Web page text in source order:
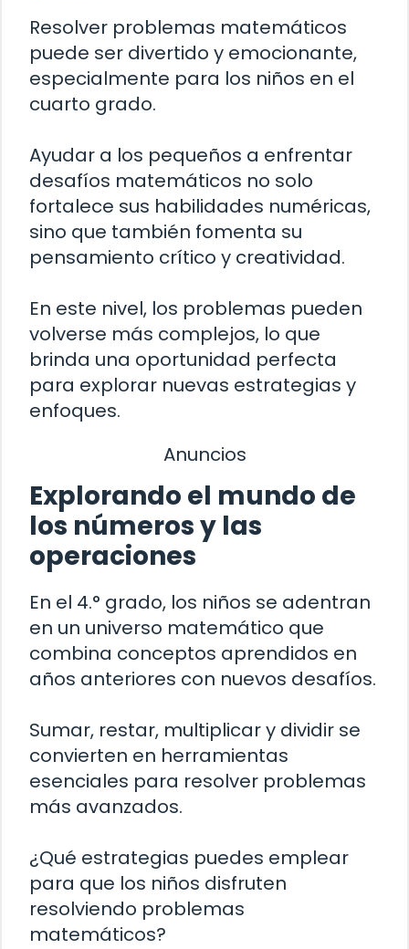
Resolver problemas matemáticos
puede ser divertido y emocionante,
especialmente para los niños en el
cuarto grado.
Ayudar a los pequeños a enfrentar
desafíos matemáticos no solo
fortalece sus habilidades numéricas,
sino que también fomenta su
pensamiento crítico y creatividad.
En este nivel, los problemas pueden
volverse más complejos, lo que
brinda una oportunidad perfecta
para explorar nuevas estrategias y
enfoques.
Anuncios
Explorando el mundo de
los números y las
operaciones
En el 4.° grado, los niños se adentran
en un universo matemático que
combina conceptos aprendidos en
años anteriores con nuevos desafíos.
Sumar, restar, multiplicar y dividir se
convierten en herramientas
esenciales para resolver problemas
más avanzados.
¿Qué estrategias puedes emplear
para que los niños disfruten
resolviendo problemas
matemáticos?